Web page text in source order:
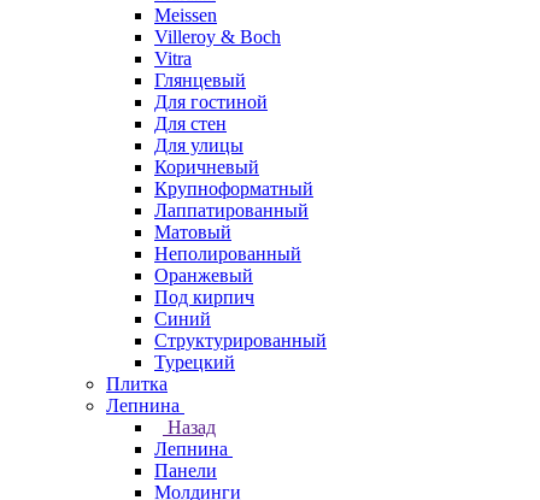
Meissen
Villeroy & Boch
Vitra
Глянцевый
Для гостиной
Для стен
Для улицы
Коричневый
Крупноформатный
Лаппатированный
Матовый
Неполированный
Оранжевый
Под кирпич
Синий
Структурированный
Турецкий
Плитка
Лепнина
Назад
Лепнина
Панели
Молдинги